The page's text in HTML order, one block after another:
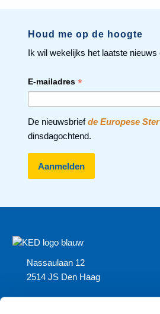
Houd me op de hoogte
Ik wil wekelijks het laatste
E-mailadres *
De nieuwsbriefde Europese Ster
dinsdagochtend.
Nassaulaan 12
2514 JS Den Haag